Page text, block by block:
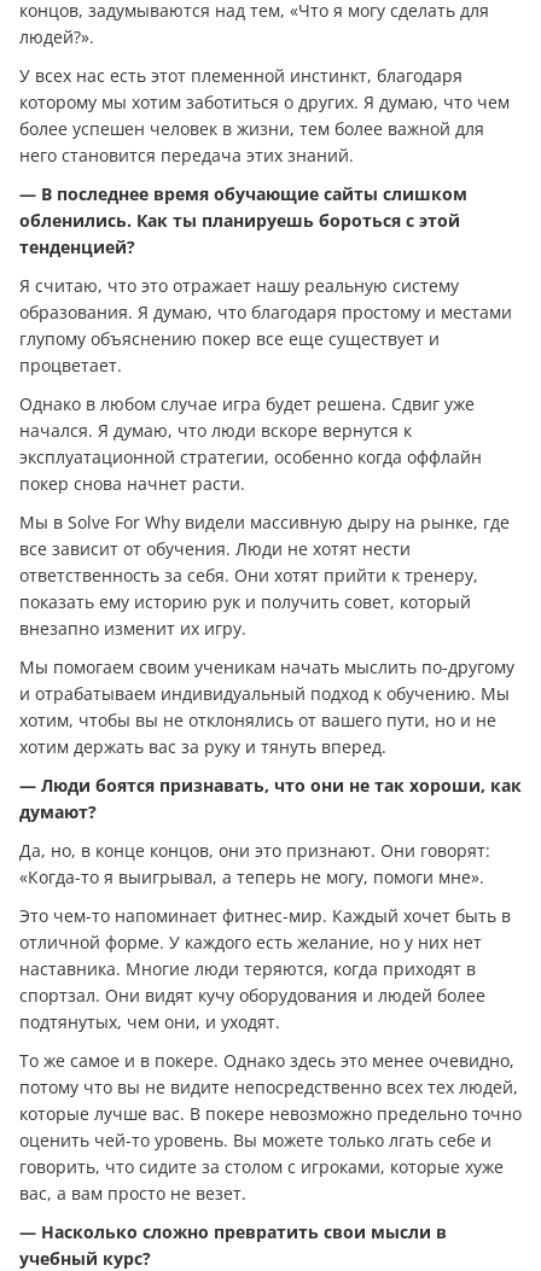
концов, задумываются над тем, «Что я могу сделать для
людей?».
У всех нас есть этот племенной инстинкт, благодаря
которому мы хотим заботиться о других. Я думаю, что чем
более успешен человек в жизни, тем более важной для
него становится передача этих знаний.
— В последнее время обучающие сайты слишком
обленились. Как ты планируешь бороться с этой
тенденцией?
Я считаю, что это отражает нашу реальную систему
образования. Я думаю, что благодаря простому и местами
глупому объяснению покер все еще существует и
процветает.
Однако в любом случае игра будет решена. Сдвиг уже
начался. Я думаю, что люди вскоре вернутся к
эксплуатационной стратегии, особенно когда оффлайн
покер снова начнет расти.
Мы в Solve For Why видели массивную дыру на рынке, где
все зависит от обучения. Люди не хотят нести
ответственность за себя. Они хотят прийти к тренеру,
показать ему историю рук и получить совет, который
внезапно изменит их игру.
Мы помогаем своим ученикам начать мыслить по-другому
и отрабатываем индивидуальный подход к обучению. Мы
хотим, чтобы вы не отклонялись от вашего пути, но и не
хотим держать вас за руку и тянуть вперед.
— Люди боятся признавать, что они не так хороши, как
думают?
Да, но, в конце концов, они это признают. Они говорят:
«Когда-то я выигрывал, а теперь не могу, помоги мне».
Это чем-то напоминает фитнес-мир. Каждый хочет быть в
отличной форме. У каждого есть желание, но у них нет
наставника. Многие люди теряются, когда приходят в
спортзал. Они видят кучу оборудования и людей более
подтянутых, чем они, и уходят.
То же самое и в покере. Однако здесь это менее очевидно,
потому что вы не видите непосредственно всех тех людей,
которые лучше вас. В покере невозможно предельно точно
оценить чей-то уровень. Вы можете только лгать себе и
говорить, что сидите за столом с игроками, которые хуже
вас, а вам просто не везет.
— Насколько сложно превратить свои мысли в
учебный курс?